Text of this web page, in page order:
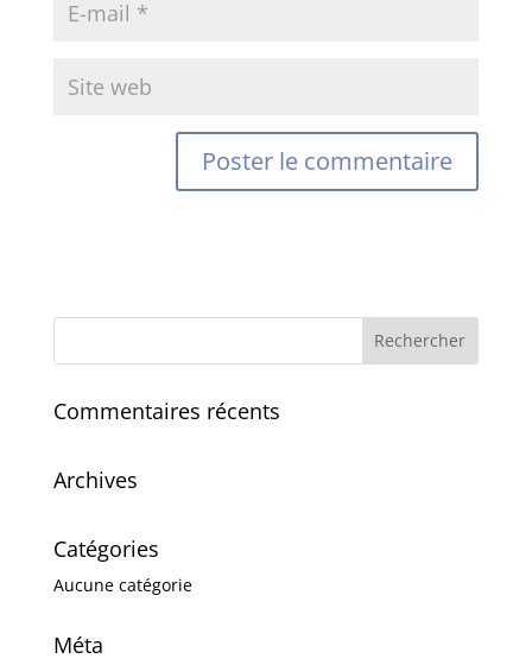
Commentaires récents
Archives
Catégories
Aucune catégorie
Méta